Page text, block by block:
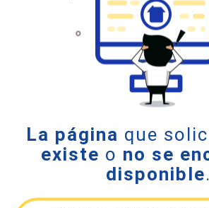
La página que
existe o no se
disponible.